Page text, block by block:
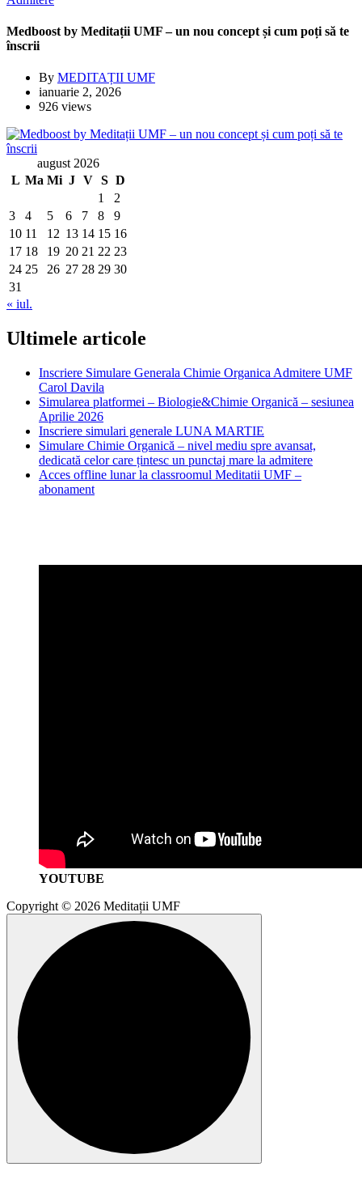
Medboost by Meditații UMF – un nou concept și cum poți să te
înscrii
By MEDITAȚII UMF
ianuarie 2, 2026
926 views
august 2026
L Ma Mi J V S D
1
2
3
4 5 6 7 8
9
10 11 12 13 14 15 16
17 18 19 20 21 22 23
24 25 26 27 28 29 30
31
« iul.
Ultimele articole
Inscriere Simulare Generala Chimie Organica Admitere UMF
Carol Davila
Simularea platformei – Biologie&Chimie Organică – sesiunea
Aprilie 2026
Inscriere simulari generale LUNA MARTIE
Simulare Chimie Organică – nivel mediu spre avansat,
dedicată celor care țintesc un punctaj mare la admitere
Acces offline lunar la classroomul Meditatii UMF –
abonament
YOUTUBE
Copyright © 2026 Meditații UMF